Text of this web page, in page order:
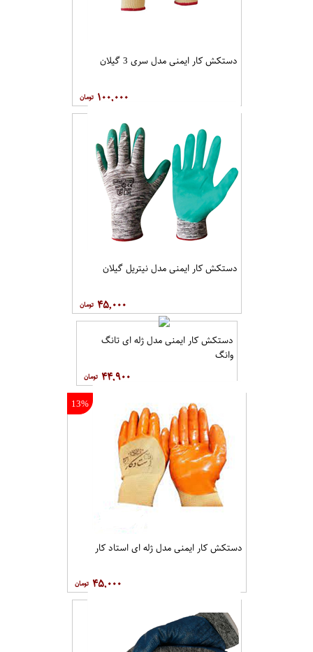
دستکش کار ایمنی مدل سری 3 گیلان
۱۰۰,۰۰۰
دستکش کار ایمنی مدل نیتریل گیلان
۴۵,۰۰۰
دستکش کار ایمنی مدل ژله ای تانگ
وانگ
۴۴,۹۰۰
13%
دستکش کار ایمنی مدل ژله ای استاد کار
۴۵,۰۰۰